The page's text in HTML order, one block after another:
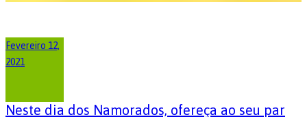
Fevereiro 12,
2021
Neste dia dos Namorados, ofereça ao seu par